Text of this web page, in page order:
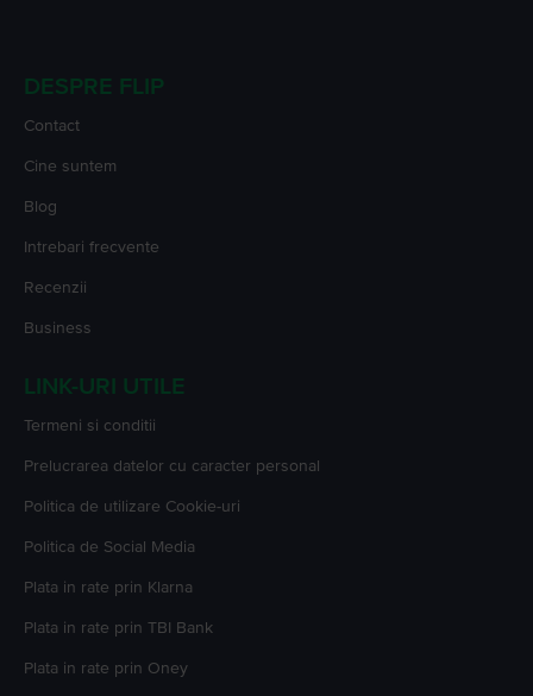
DESPRE FLIP
Contact
Cine suntem
Blog
Intrebari frecvente
Recenzii
Business
LINK-URI UTILE
Termeni si conditii
Prelucrarea datelor cu caracter personal
Politica de utilizare Cookie-uri
Politica de Social Media
Plata in rate prin Klarna
Plata in rate prin TBI Bank
Plata in rate prin Oney